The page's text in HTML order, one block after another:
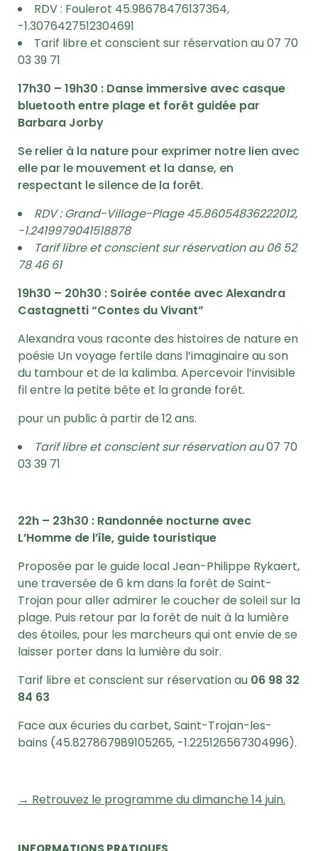
RDV : Foulerot 45.98678476137364,
-1.3076427512304691
Tarif libre et conscient sur réservation au 07 70
03 39 71
17h30 – 19h30 : Danse immersive avec casque
bluetooth entre plage et forêt guidée par
Barbara Jorby
Se relier à la nature pour exprimer notre lien avec
elle par le mouvement et la danse, en
respectant le silence de la forêt.
RDV : Grand-Village-Plage 45.86054836222012,
-1.2419979041518878
Tarif libre et conscient sur réservation au 06 52
78 46 61
19h30 – 20h30 : Soirée contée avec Alexandra
Castagnetti “Contes du Vivant”
Alexandra vous raconte des histoires de nature en
poésie Un voyage fertile dans l’imaginaire au son
du tambour et de la kalimba. Apercevoir l’invisible
fil entre la petite bête et la grande forêt.
pour un public à partir de 12 ans.
Tarif libre et conscient sur réservation au07 70
03 39 71
22h – 23h30 : Randonnée nocturne avec
L’Homme de l’île, guide touristique
Proposée par le guide local Jean-Philippe Rykaert,
une traversée de 6 km dans la forêt de Saint-
Trojan pour aller admirer le coucher de soleil sur la
plage. Puis retour par la forêt de nuit à la lumière
des étoiles, pour les marcheurs qui ont envie de se
laisser porter dans la lumière du soir.
Tarif libre et conscient sur réservation au 06 98 32
84 63
Face aux écuries du carbet,Saint-Trojan-les-
bains (45.827867989105265, -1.225126567304996).
→ Retrouvez le programme du dimanche 14 juin.